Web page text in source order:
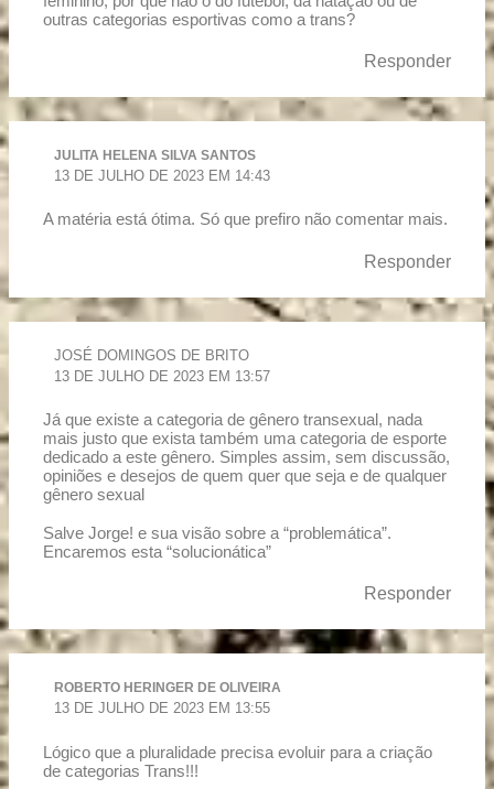
outras categorias esportivas como a trans?
Responder
JULITA HELENA SILVA SANTOS
13 DE JULHO DE 2023 EM 14:43
A matéria está ótima. Só que prefiro não comentar mais.
Responder
JOSÉ DOMINGOS DE BRITO
13 DE JULHO DE 2023 EM 13:57
Já que existe a categoria de gênero transexual, nada
mais justo que exista também uma categoria de esporte
dedicado a este gênero. Simples assim, sem discussão,
opiniões e desejos de quem quer que seja e de qualquer
gênero sexual
Salve Jorge! e sua visão sobre a “problemática”.
Encaremos esta “solucionática”
Responder
ROBERTO HERINGER DE OLIVEIRA
13 DE JULHO DE 2023 EM 13:55
Lógico que a pluralidade precisa evoluir para a criação
de categorias Trans!!!